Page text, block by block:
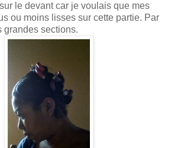
le devant car je voulais que mes
ou moins lisses sur cette partie. Par
grandes sections.